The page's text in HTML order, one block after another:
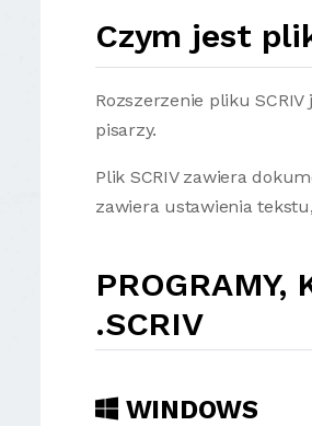
Czym jest
Rozszerzenie pliku
pisarzy.
Plik SCRIV zawiera
zawiera ustawienia
PROGRAMY,
.SCRIV
WINDOWS